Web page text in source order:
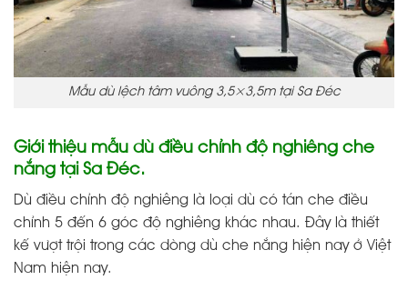
Mẫu dù lệch tâm vuông 3,5×3,5m tại Sa Đéc
Giới thiệu mẫu dù điều chỉnh độ nghiêng che
nắng tại Sa Đéc.
Dù điều chỉnh độ nghiêng là loại dù có tán che điều
chỉnh 5 đến 6 góc độ nghiêng khác nhau. Đây là thiết
kế vượt trội trong các dòng dù che nắng hiện nay ở Việt
Nam hiện nay.